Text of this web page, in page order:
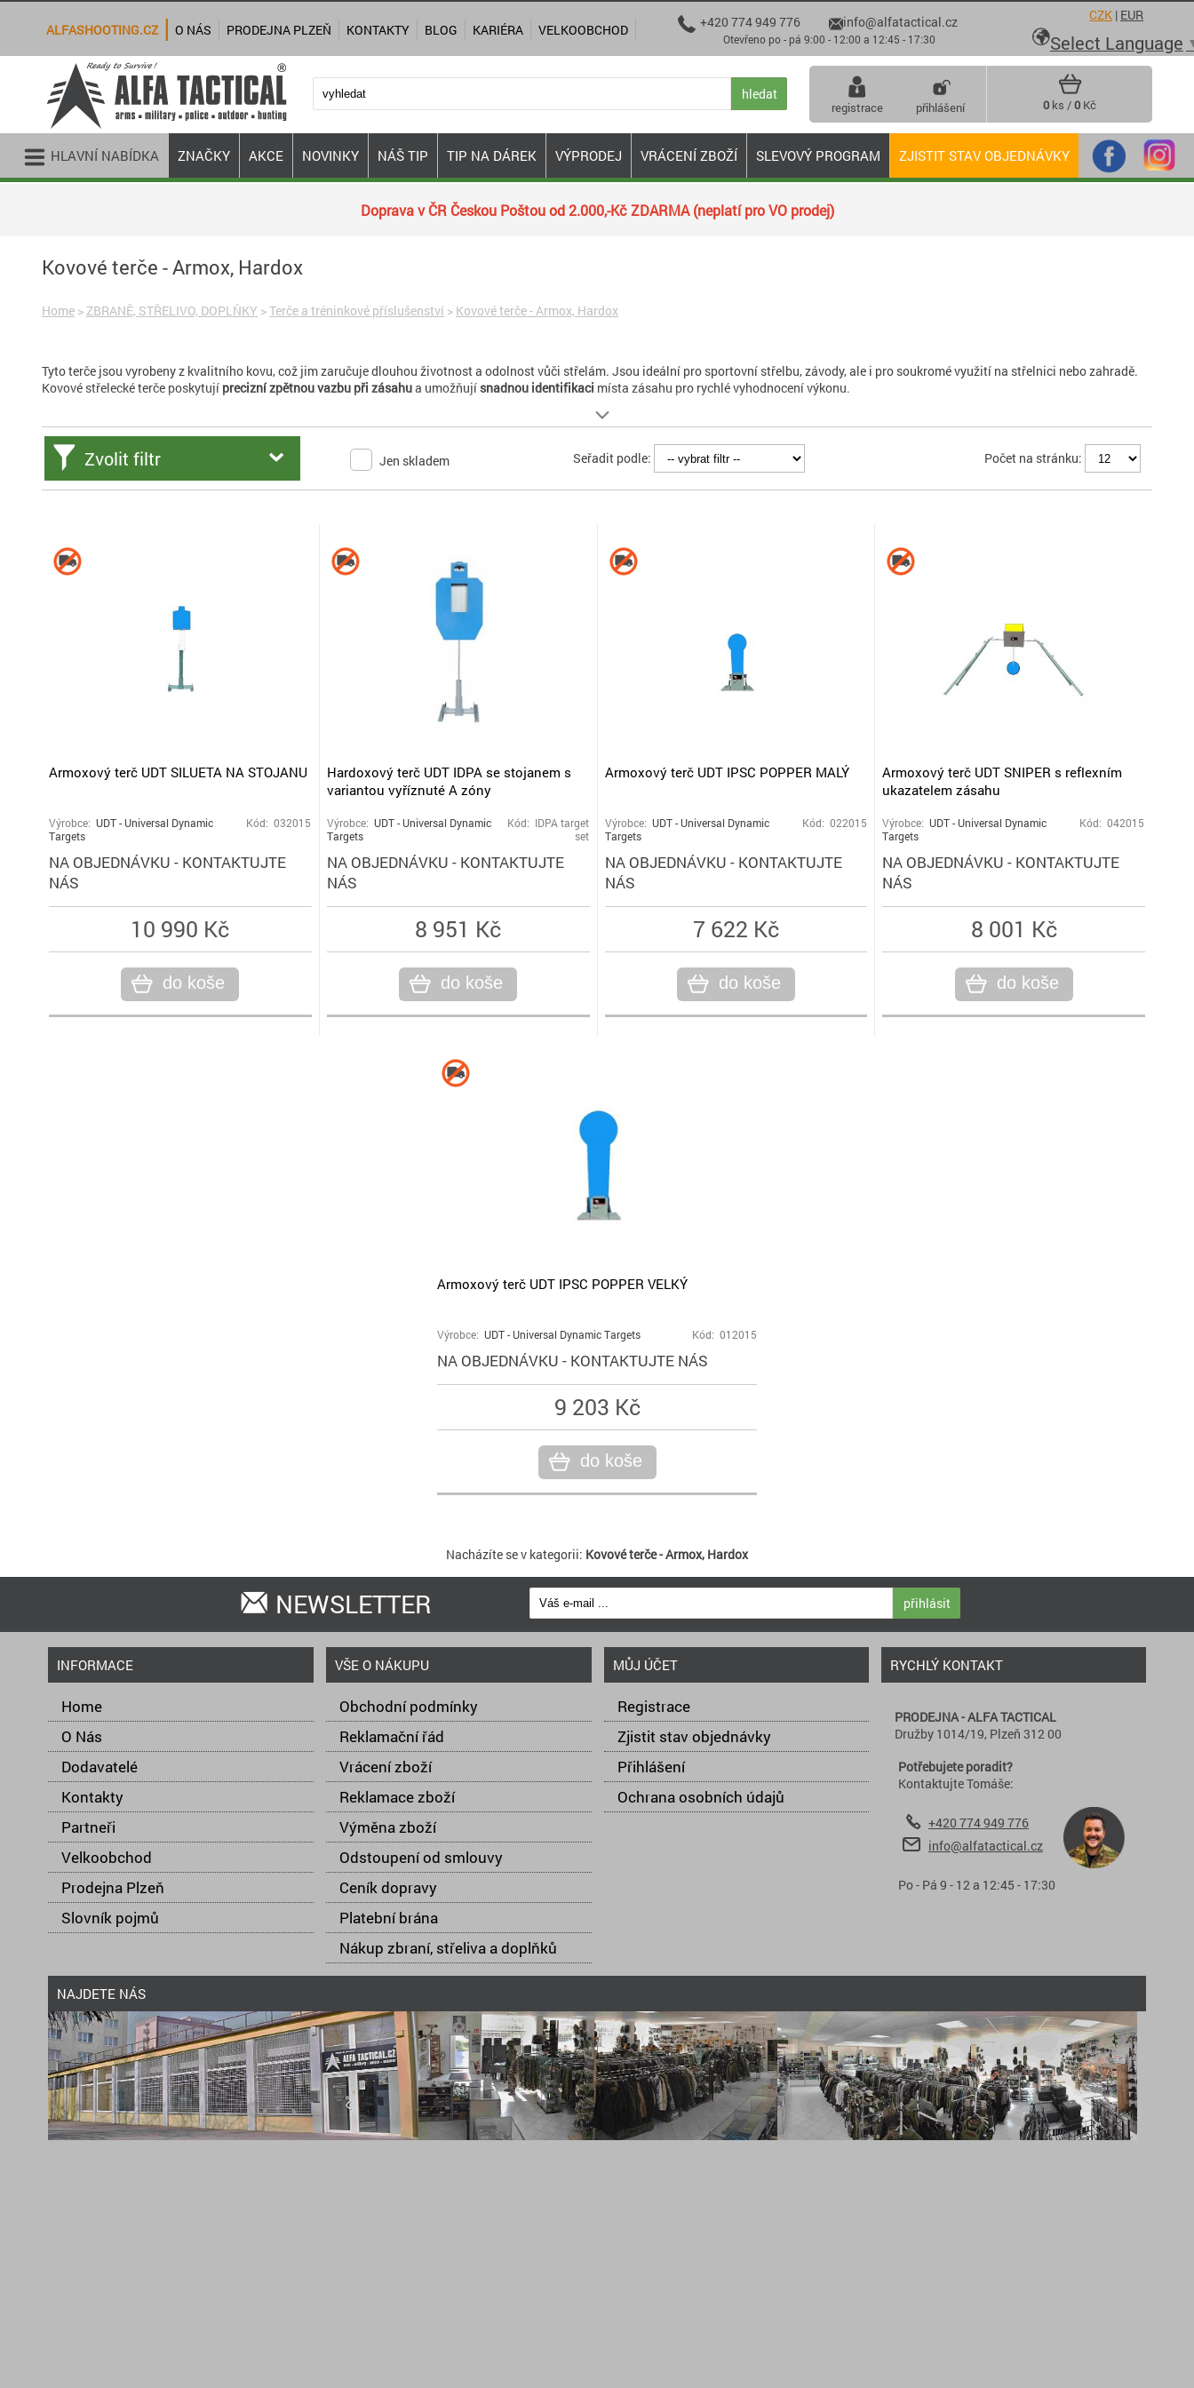
Doprava v ČR Českou Poštou od 2.000,-Kč ZDARMA (neplatí pro VO prodej)
Kovové terče - Armox, Hardox
Home > ZBRANĚ, STŘELIVO, DOPLŇKY >Terče a tréninkové příslušenství > Kovové terče - Armox, Hardox
Tyto terče jsou vyrobeny z kvalitního kovu, což jim zaručuje dlouhou životnost a odolnost vůči střelám. Jsou ideální pro sportovní střelbu, závody, ale i pro soukromé využití na střelnici nebo zahradě.
Kovové střelecké terče poskytují precizní zpětnou vazbu při zásahua umožňujísnadnou identifikaci místa zásahu pro rychlé vyhodnocení výkonu.
Zvolit filtr Jen skladem Seřadit podle: Počet na stránku:
Armoxový terč UDT SILUETA NA STOJANU
Výrobce: UDT - Universal Dynamic
Targets
Kód: 032015
NA OBJEDNÁVKU - KONTAKTUJTE
NÁS
10 990 Kč
do koše
Hardoxový terč UDT IDPA se stojanem s
variantou vyříznuté A zóny
Výrobce: UDT - Universal Dynamic
Targets
Kód: IDPA target
set
NA OBJEDNÁVKU - KONTAKTUJTE
NÁS
8 951 Kč
do koše
Armoxový terč UDT IPSC POPPER MALÝ
Výrobce: UDT - Universal Dynamic
Targets
Kód: 022015
NA OBJEDNÁVKU - KONTAKTUJTE
NÁS
7 622 Kč
do koše
Armoxový terč UDT SNIPER s reflexním
ukazatelem zásahu
Výrobce:UDT - Universal Dynamic
Targets
Kód: 042015
NA OBJEDNÁVKU - KONTAKTUJTE
NÁS
8 001 Kč
do koše
Armoxový terč UDT IPSC POPPER VELKÝ
Výrobce: UDT - Universal Dynamic Targets Kód: 012015
NA OBJEDNÁVKU - KONTAKTUJTE NÁS
9 203 Kč
do koše
Nacházíte se v kategorii: Kovové terče - Armox, Hardox
HLAVNÍ NABÍDKA ZNAČKY AKCE NOVINKY NÁŠ TIP TIP NA DÁREK VÝPRODEJ VRÁCENÍ ZBOŽÍ SLEVOVÝ PROGRAM ZJISTIT STAV OBJEDNÁVKY
NEWSLETTER přihlásit
INFORMACE
Home
O Nás
Dodavatelé
Kontakty
Partneři
Velkoobchod
Prodejna Plzeň
Slovník pojmů
VŠE O NÁKUPU
Obchodní podmínky
Reklamační řád
Vrácení zboží
Reklamace zboží
Výměna zboží
Odstoupení od smlouvy
Ceník dopravy
Platební brána
Nákup zbraní, střeliva a doplňků
MŮJ ÚČET
Registrace
Zjistit stav objednávky
Přihlášení
Ochrana osobních údajů
RYCHLÝ KONTAKT
PRODEJNA - ALFA TACTICAL
Družby 1014/19, Plzeň 312 00
Potřebujete poradit?
Kontaktujte Tomáše:
+420 774 949 776
info@alfatactical.cz
Po - Pá 9 - 12 a 12:45 - 17:30
NAJDETE NÁS
hledat
registrace přihlášení 0 ks /0 Kč
ALFASHOOTING.CZ O NÁS PRODEJNA PLZEŇ KONTAKTY BLOG KARIÉRA VELKOOBCHOD  +420 774 949 776info@alfatactical.cz
Otevřeno po - pá 9:00 - 12:00 a 12:45 - 17:30
CZK | EUR
Select Language